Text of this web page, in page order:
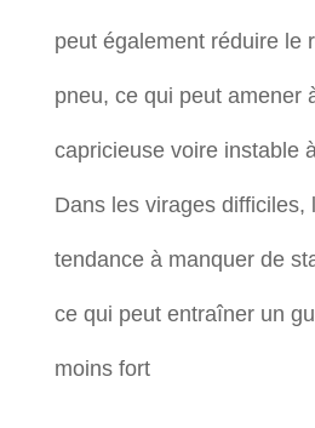
peut également réduire le
pneu, ce qui peut amener
capricieuse voire instable
Dans les virages difficiles,
tendance à manquer de
ce qui peut entraîner un
moins fort